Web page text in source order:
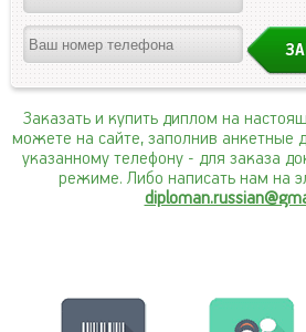
Заказать и купить диплом на
можете на сайте, заполнив анкетные
указанному телефону - для заказа
режиме. Либо написать нам на